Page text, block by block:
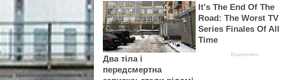
Два тіла і
передсмертна
It's The End Of The
Road: The Worst TV
Series Finales Of All
Time
Brainberries